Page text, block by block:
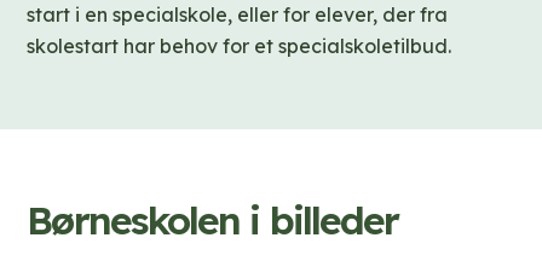
start i en specialskole, eller for elever, der fra
skolestart har behov for et specialskoletilbud.
Børneskolen i billeder